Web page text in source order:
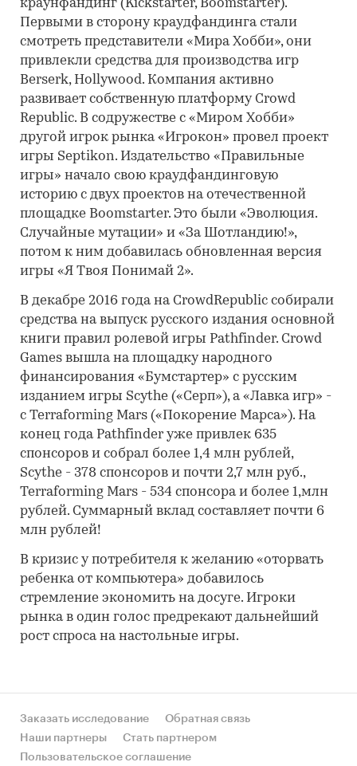
краунфандинг (Kickstarter, Boomstarter).
Первыми в сторону краудфандинга стали
смотреть представители «Мира Хобби», они
привлекли средства для производства игр
Berserk, Hollywood. Компания активно
развивает собственную платформу Crowd
Republic. В содружестве с «Миром Хобби»
другой игрок рынка «Игрокон» провел проект
игры Septikon. Издательство «Правильные
игры» начало свою краудфандинговую
историю с двух проектов на отечественной
площадке Boomstarter. Это были «Эволюция.
Случайные мутации» и «За Шотландию!»,
потом к ним добавилась обновленная версия
игры «Я Твоя Понимай 2».
В декабре 2016 года на CrowdRepublic собирали
средства на выпуск русского издания основной
книги правил ролевой игры Pathfinder. Crowd
Games вышла на площадку народного
финансирования «Бумстартер» с русским
изданием игры Scythe («Серп»), а «Лавка игр» -
с Terraforming Mars («Покорение Марса»). На
конец года Pathfinder уже привлек 635
спонсоров и собрал более 1,4 млн рублей,
Scythe - 378 спонсоров и почти 2,7 млн руб.,
Terraforming Mars - 534 спонсора и более 1,млн
рублей. Суммарный вклад составляет почти 6
млн рублей!
В кризис у потребителя к желанию «оторвать
ребенка от компьютера» добавилось
стремление экономить на досуге. Игроки
рынка в один голос предрекают дальнейший
рост спроса на настольные игры.
Заказать исследование
Обратная связь
Наши партнеры
Стать партнером
Пользовательское соглашение